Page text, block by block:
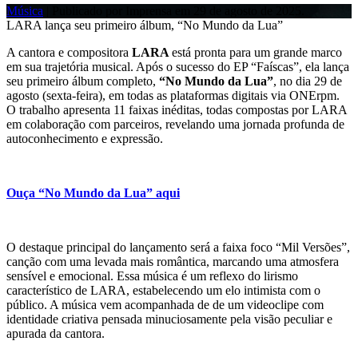
Música
LARA lança seu primeiro álbum, “No Mundo da Lua”
A cantora e compositora LARA está pronta para um grande marco
em sua trajetória musical. Após o sucesso do EP “Faíscas”, ela lança
seu primeiro álbum completo, “No Mundo da Lua”, no dia 29 de
agosto (sexta-feira), em todas as plataformas digitais via ONErpm.
O trabalho apresenta 11 faixas inéditas, todas compostas por LARA
em colaboração com parceiros, revelando uma jornada profunda de
autoconhecimento e expressão.
Ouça “No Mundo da Lua” aqui
O destaque principal do lançamento será a faixa foco “Mil Versões”,
canção com uma levada mais romântica, marcando uma atmosfera
sensível e emocional. Essa música é um reflexo do lirismo
característico de LARA, estabelecendo um elo intimista com o
público. A música vem acompanhada de de um videoclipe com
identidade criativa pensada minuciosamente pela visão peculiar e
apurada da cantora.